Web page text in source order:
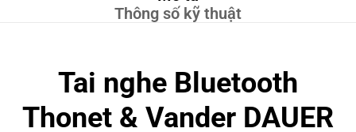
Thông số kỹ thuật
Tai nghe Bluetooth
Thonet & Vander DAUER